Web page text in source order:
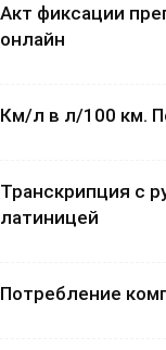
Акт фиксации
онлайн
Км/л в л/100 км.
Транскрипция с
латиницей
Потребление